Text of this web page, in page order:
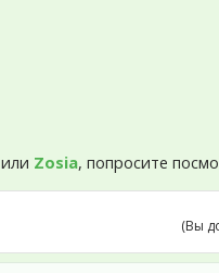
или Zosia, попросите
(Вы